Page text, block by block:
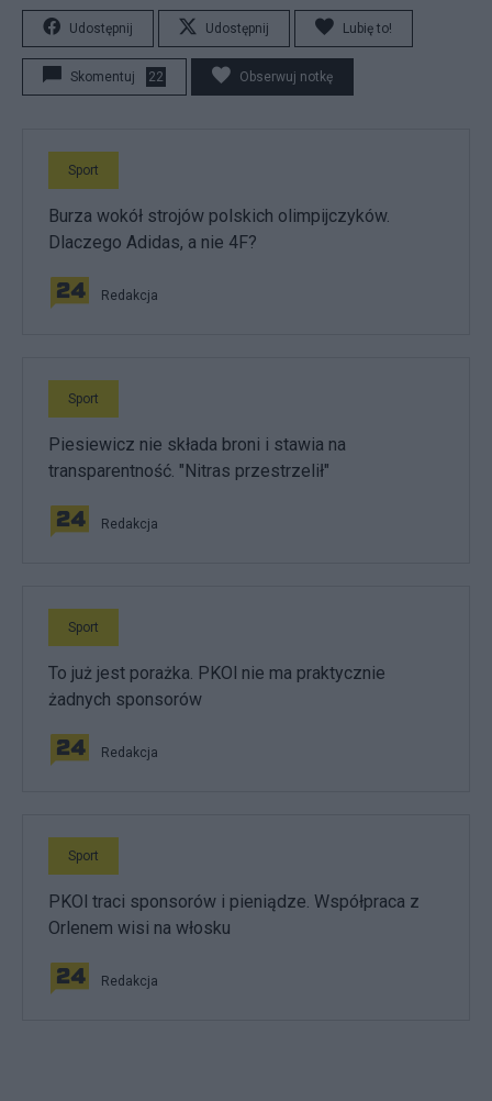
Udostępnij Udostępnij Lubię to!
Skomentuj 22 Obserwuj notkę
Sport
Burza wokół strojów polskich olimpijczyków.
Dlaczego Adidas, a nie 4F?
Redakcja
Sport
Piesiewicz nie składa broni i stawia na
transparentność. "Nitras przestrzelił"
Redakcja
Sport
To już jest porażka. PKOl nie ma praktycznie
żadnych sponsorów
Redakcja
Sport
PKOl traci sponsorów i pieniądze. Współpraca z
Orlenem wisi na włosku
Redakcja